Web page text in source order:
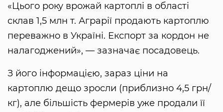
«Цього року врожай картоплі в області
склав 1,5 млн т. Аграрії продають картоплю
переважно в Україні. Експорт за кордон не
налагоджений», — зазначає посадовець.
З його інформацією, зараз ціни на
картоплю дещо зросли (приблизно 4,5 грн/
кг), але більшість фермерів уже продали її